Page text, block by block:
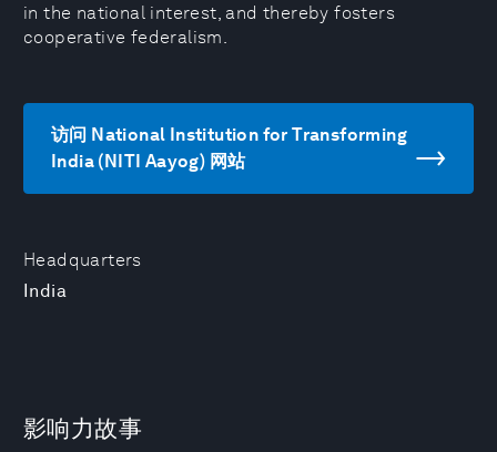
Headquarters
India
in the national interest, and thereby fosters
cooperative federalism.
访问 National Institution for Transforming
India (NITI Aayog) 网站
影响力故事